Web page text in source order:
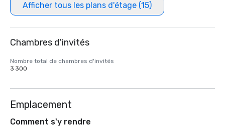
Afficher tous les plans d'étage (15)
Chambres d'invités
Nombre total de chambres d'invités
3 300
Emplacement
Comment s'y rendre